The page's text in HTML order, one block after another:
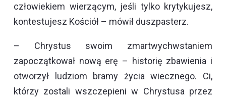
człowiekiem wierzącym, jeśli tylko krytykujesz,
kontestujesz Kościół – mówił duszpasterz.
– Chrystus swoim zmartwychwstaniem
zapoczątkował nową erę – historię zbawienia i
otworzył ludziom bramy życia wiecznego. Ci,
którzy zostali wszczepieni w Chrystusa przez